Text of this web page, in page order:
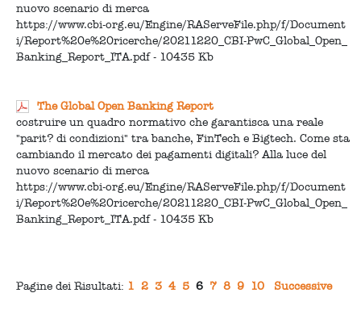
nuovo scenario di merca
https://www.cbi-org.eu/Engine/RAServeFile.php/f/Document
i/Report%20e%20ricerche/20211220_CBI-PwC_Global_Open_
Banking_Report_ITA.pdf - 10435 Kb
The Global Open Banking Report
costruire un quadro normativo che garantisca una reale
"parit? di condizioni" tra banche, FinTech e Bigtech. Come sta
cambiando il mercato dei pagamenti digitali? Alla luce del
nuovo scenario di merca
https://www.cbi-org.eu/Engine/RAServeFile.php/f/Document
i/Report%20e%20ricerche/20211220_CBI-PwC_Global_Open_
Banking_Report_ITA.pdf - 10435 Kb
Pagine dei Risultati: 1 2 3 4 5 6 7 8 9 10 Successive